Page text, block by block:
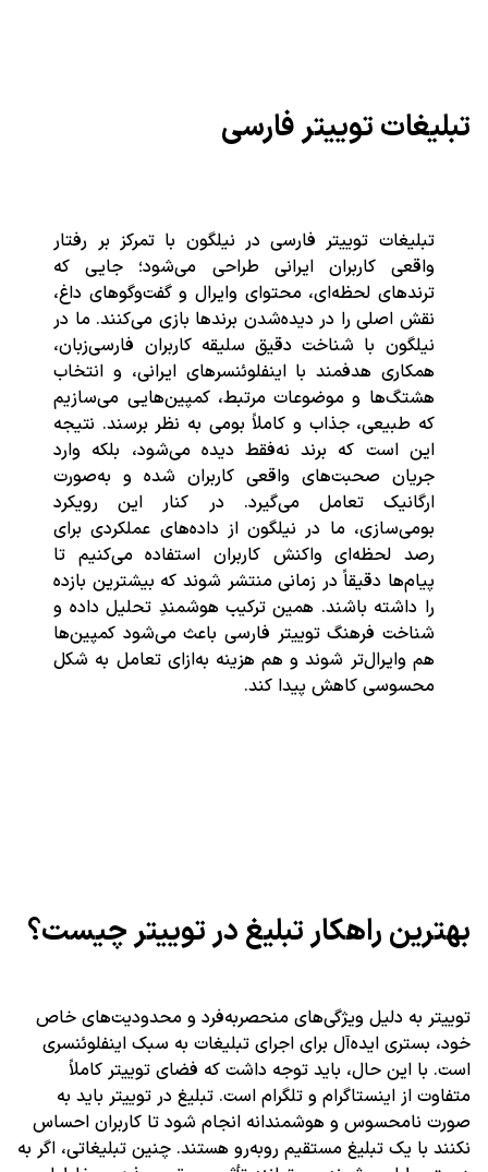
تبلیغات توییتر فارسی
تبلیغات توییتر فارسی در نیلگون با تمرکز بر رفتار
واقعی کاربران ایرانی طراحی می‌شود؛ جایی که
ترندهای لحظه‌ای، محتوای وایرال و گفت‌وگوهای داغ،
نقش اصلی را در دیده‌شدن برندها بازی می‌کنند. ما در
نیلگون با شناخت دقیق سلیقه کاربران فارسی‌زبان،
همکاری هدفمند با اینفلوئنسرهای ایرانی، و انتخاب
هشتگ‌ها و موضوعات مرتبط، کمپین‌هایی می‌سازیم
که طبیعی، جذاب و کاملاً بومی به نظر برسند. نتیجه
این است که برند نه‌فقط دیده می‌شود، بلکه وارد
جریان صحبت‌های واقعی کاربران شده و به‌صورت
ارگانیک تعامل می‌گیرد. در کنار این رویکرد
بومی‌سازی، ما در نیلگون از داده‌های عملکردی برای
رصد لحظه‌ای واکنش کاربران استفاده می‌کنیم تا
پیام‌ها دقیقاً در زمانی منتشر شوند که بیشترین بازده
را داشته باشند. همین ترکیب هوشمندِ تحلیل داده و
شناخت فرهنگ توییتر فارسی باعث می‌شود کمپین‌ها
هم وایرال‌تر شوند و هم هزینه به‌ازای تعامل به شکل
محسوسی کاهش پیدا کند.
بهترین راهکار تبلیغ در توییتر چیست؟
توییتر به دلیل ویژگی‌های منحصربه‌فرد و محدودیت‌های خاص
خود، بستری ایده‌آل برای اجرای تبلیغات به سبک اینفلوئنسری
است. با این حال، باید توجه داشت که فضای توییتر کاملاً
متفاوت از اینستاگرام و تلگرام است. تبلیغ در توییتر باید به
صورت نامحسوس و هوشمندانه انجام شود تا کاربران احساس
نکنند با یک تبلیغ مستقیم روبه‌رو هستند. چنین تبلیغاتی، اگر به